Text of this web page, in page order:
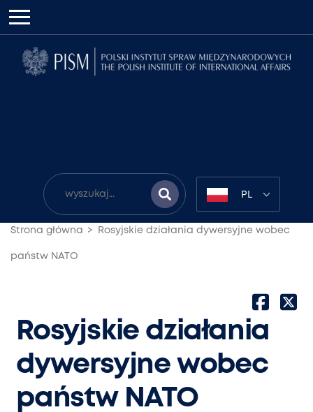
PL
Strona główna Rosyjskie działania dywersyjne wobec
państw NATO
Rosyjskie działania
dywersyjne wobec
państw NATO